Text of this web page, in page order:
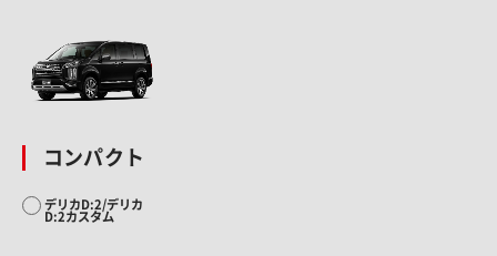
コンパクト
デリカD:2/デリカ
D:2カスタム